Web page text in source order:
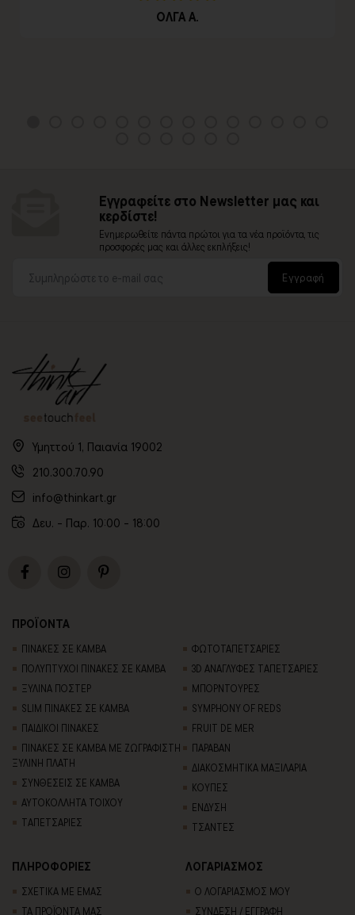
ΟΛΓΑ Α.
Εγγραφείτε στο Newsletter μας και
κερδίστε!
Ενημερωθείτε πάντα πρώτοι για τα νέα προϊόντα, τις
προσφορές μας και άλλες εκπλήξεις!
Εγγραφή
Υμηττού 1, Παιανία 19002
210.300.70.90
info@thinkart.gr
Δευ. - Παρ. 10:00 - 18:00
ΠΡΟΪΟΝΤΑ
ΠΙΝΑΚΕΣ ΣΕ ΚΑΜΒΑ
ΠΟΛΥΠΤΥΧΟΙ ΠΙΝΑΚΕΣ ΣΕ ΚΑΜΒΑ
ΞΥΛΙΝΑ ΠΟΣΤΕΡ
SLIM ΠΙΝΑΚΕΣ ΣΕ ΚΑΜΒΑ
ΠΑΙΔΙΚΟΙ ΠΙΝΑΚΕΣ
ΠΙΝΑΚΕΣ ΣΕ ΚΑΜΒΑ ΜΕ ΖΩΓΡΑΦΙΣΤΗ
ΞΥΛΙΝΗ ΠΛΑΤΗ
ΣΥΝΘΕΣΕΙΣ ΣΕ ΚΑΜΒΑ
ΑΥΤΟΚΟΛΛΗΤΑ ΤΟΙΧΟΥ
TΑΠΕΤΣΑΡΙΕΣ
ΦΩΤΟΤΑΠΕΤΣΑΡΙΕΣ
3D AΝΑΓΛΥΦΕΣ TΑΠΕΤΣΑΡΙΕΣ
ΜΠΟΡΝΤΟΥΡΕΣ
SYMPHONY OF REDS
FRUIT DE MER
ΠΑΡΑΒΑΝ
ΔΙΑΚΟΣΜΗΤΙΚΑ ΜΑΞΙΛΑΡΙΑ
ΚΟΥΠΕΣ
ΕΝΔΥΣΗ
ΤΣΑΝΤΕΣ
ΠΛΗΡΟΦΟΡΙΕΣ
ΣΧΕΤΙΚΑ ΜΕ ΕΜΑΣ
ΤΑ ΠΡΟΪΟΝΤΑ ΜΑΣ
ΛΟΓΑΡΙΑΣΜΟΣ
Ο ΛΟΓΑΡΙΑΣΜΟΣ ΜΟΥ
ΣΥΝΔΕΣΗ / ΕΓΓΡΑΦΗ